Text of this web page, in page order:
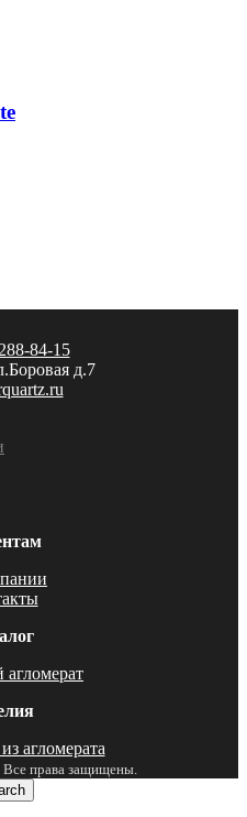
84-15
д.7
агломерата
права защищены.